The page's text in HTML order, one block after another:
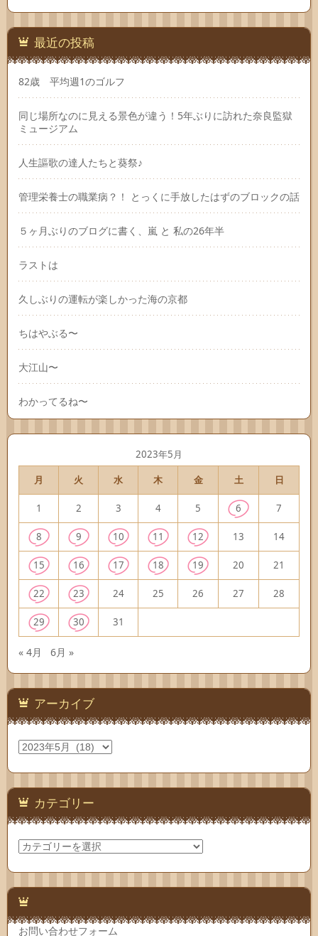
Feedly連絡
先
最近の投稿
82歳 平均週1のゴルフ
同じ場所なのに見える景色が違う！5年ぶりに訪れた奈良監獄
ミュージアム
人生謳歌の達人たちと葵祭♪
管理栄養士の職業病？！ とっくに手放したはずのブロックの話
５ヶ月ぶりのブログに書く、嵐 と 私の26年半
ラストは
久しぶりの運転が楽しかった海の京都
ちはやぶる〜
大江山〜
わかってるね〜
2023年5月
月
火 水 木 金 土 日
1 2 3 4 5 6 7
8 9 10 11 12 13 14
15 16 17 18 19 20 21
22 23 24 25 26 27 28
29 30 31
« 4月 6月 »
アーカイブ
ア
ー
カ
ブ カテゴリー
カ
テ
ゴ
ー
お問い合わせフォーム